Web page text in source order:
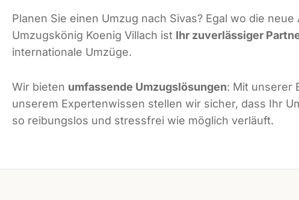
Planen Sie einen Umzug nach Sivas? Egal wo die neue
Umzugskönig Koenig Villach ist Ihr zuverlässiger
internationale Umzüge.
Wir bieten umfassende Umzugslösungen: Mit unserer
unserem Expertenwissen stellen wir sicher, dass Ihr
so reibungslos und stressfrei wie möglich verläuft.